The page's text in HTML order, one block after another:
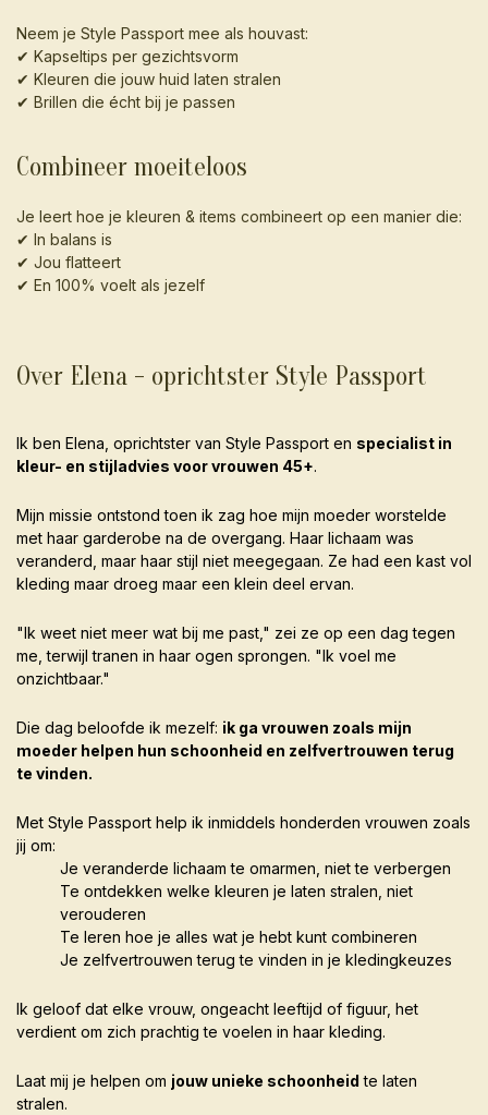
Neem je Style Passport mee als houvast:
✔ Kapseltips per gezichtsvorm
✔ Kleuren die jouw huid laten stralen
✔ Brillen die écht bij je passen
Combineer moeiteloos
Je leert hoe je kleuren & items combineert op een manier die:
✔ In balans is
✔ Jou flatteert
✔ En 100% voelt als jezelf
Over Elena - oprichtster Style Passport
Ik ben Elena, oprichtster van Style Passport en specialist in
kleur- en stijladvies voor vrouwen 45+.
Mijn missie ontstond toen ik zag hoe mijn moeder worstelde
met haar garderobe na de overgang. Haar lichaam was
veranderd, maar haar stijl niet meegegaan. Ze had een kast vol
kleding maar droeg maar een klein deel ervan.
"Ik weet niet meer wat bij me past," zei ze op een dag tegen
me, terwijl tranen in haar ogen sprongen. "Ik voel me
onzichtbaar."
Die dag beloofde ik mezelf: ik ga vrouwen zoals mijn
moeder helpen hun schoonheid en zelfvertrouwen terug
te vinden.
Met Style Passport help ik inmiddels honderden vrouwen zoals
jij om:
Je veranderde lichaam te omarmen, niet te verbergen
Te ontdekken welke kleuren je laten stralen, niet
verouderen
Te leren hoe je alles wat je hebt kunt combineren
Je zelfvertrouwen terug te vinden in je kledingkeuzes
Ik geloof dat elke vrouw, ongeacht leeftijd of figuur, het
verdient om zich prachtig te voelen in haar kleding.
Laat mij je helpen om jouw unieke schoonheid te laten
stralen.